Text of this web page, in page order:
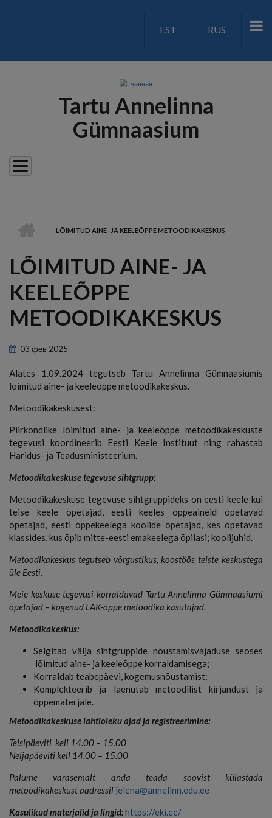
LANGUAGE
EST RUS
Tartu Annelinna
Gümnaasium
СТРОКА
НАВИГАЦИИ
LÕIMITUD AINE- JA KEELEÕPPE METOODIKAKESKUS
LÕIMITUD AINE- JA
KEELEÕPPE
METOODIKAKESKUS
03 фев 2025
Alates 1.09.2024 tegutseb Tartu Annelinna Gümnaasiumis
lõimitud aine- ja keeleõppe metoodikakeskus.
Metoodikakeskusest:
Piirkondlike lõimitud aine- ja keeleõppe metoodikakeskuste
tegevusi koordineerib Eesti Keele Instituut ning rahastab
Haridus- ja Teadusministeerium.
Metoodikakeskuse tegevuse sihtgrupp:
Metoodikakeskuse tegevuse sihtgruppideks on eesti keele kui
teise keele õpetajad, eesti keeles õppeaineid õpetavad
õpetajad, eesti õppekeelega koolide õpetajad, kes õpetavad
klassides, kus õpib mitte-eesti emakeelega õpilasi; koolijuhid.
Metoodikakeskus tegutseb võrgustikus, koostöös teiste keskustega
üle Eesti.
Meie keskuse tegevusi korraldavad Tartu Annelinna Gümnaasiumi
õpetajad – kogenud LAK-õppe metoodika kasutajad.
Metoodikakeskus:
Selgitab välja sihtgruppide nõustamisvajaduse seoses
lõimitud aine- ja keeleõppe korraldamisega;
Korraldab teabepäevi, kogemusnõustamist;
Komplekteerib ja laenutab metoodilist kirjandust ja
õppematerjale.
Metoodikakeskuse lahtioleku ajad ja registreerimine:
Teisipäeviti kell 14.00 – 15.00
Neljapäeviti kell 14.00 – 15.00
Palume varasemalt anda teada soovist külastada
metoodikakeskust aadressil jelena@annelinn.edu.ee
Kasulikud materjalid ja lingid:https://eki.ee/